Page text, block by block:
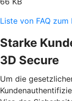
Liste von FAQ zum
Starke
3D Secure
Um die